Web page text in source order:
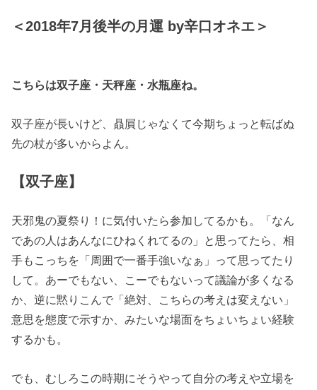
＜2018年7月後半の月運 by辛口オネエ＞
こちらは双子座・天秤座・水瓶座ね。
双子座が長いけど、贔屓じゃなくて今期ちょっと転ばぬ
先の杖が多いからよん。
【双子座】
天邪鬼の夏祭り！に気付いたら参加してるかも。「なん
であの人はあんなにひねくれてるの」と思ってたら、相
手もこっちを「周囲で一番手強いなぁ」って思ってたり
して。あーでもない、こーでもないって議論が多くなる
か、逆に黙りこんで「絶対、こちらの考えは変えない」
意思を態度で示すか、みたいな場面をちょいちょい経験
するかも。
でも、むしろこの時期にそうやって自分の考えや立場を